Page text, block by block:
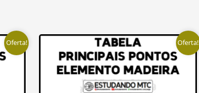
Oferta! Oferta!